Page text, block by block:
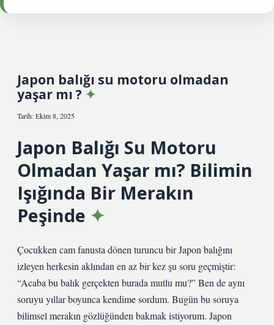
Japon balığı su motoru olmadan
yaşar mı ?
Tarih: Ekim 8, 2025
Japon Balığı Su Motoru
Olmadan Yaşar mı? Bilimin
Işığında Bir Merakın
Peşinde
Çocukken cam fanusta dönen turuncu bir Japon balığını
izleyen herkesin aklından en az bir kez şu soru geçmiştir:
“Acaba bu balık gerçekten burada mutlu mu?” Ben de aynı
soruyu yıllar boyunca kendime sordum. Bugün bu soruya
bilimsel merakın gözlüğünden bakmak istiyorum. Japon